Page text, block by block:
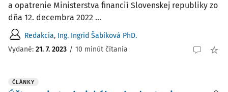
a opatrenie Ministerstva financií Slovenskej republiky zo
dňa 12. decembra 2022 ...
Redakcia, Ing. Ingrid Šabíková PhD.
Vydané: 21. 7. 2023 / 10 minút čítania
ČLÁNKY